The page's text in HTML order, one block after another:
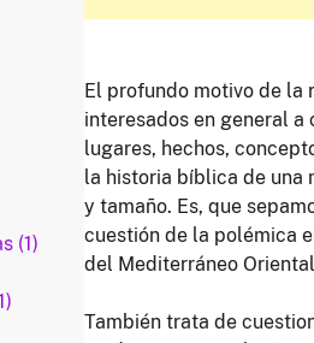
El profundo motivo de la
interesados en general
lugares, hechos,
la historia bíblica de una
y tamaño. Es, que
cuestión de la polémica
del Mediterráneo
También trata de
(1)